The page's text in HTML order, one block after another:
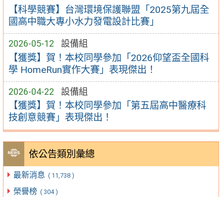
【科學競賽】台灣環境保護聯盟「2025第九屆全
國高中職大專小水力發電設計比賽」
2026-05-12 設備組
【獲獎】賀！本校同學參加「2026仰望盃全國科
學 HomeRun實作大賽」表現傑出！
2026-04-22 設備組
【獲獎】賀！本校同學參加「第五屆高中醫療科
技創意競賽」表現傑出！
依公告類別彙總
最新消息 ( 11,738 )
榮譽榜 ( 304 )